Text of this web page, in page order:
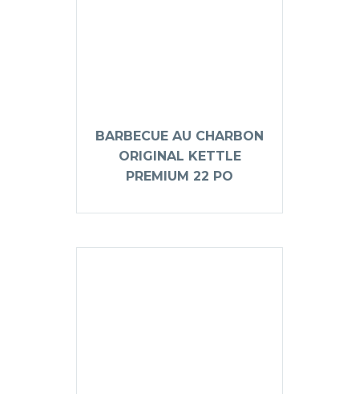
BARBECUE AU CHARBON
ORIGINAL KETTLE
PREMIUM 22 PO